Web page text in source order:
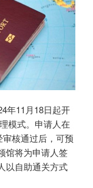
年11月18日起开
模式。申请人在
审核通过后，可预
馆将为申请人签
以自助通关方式